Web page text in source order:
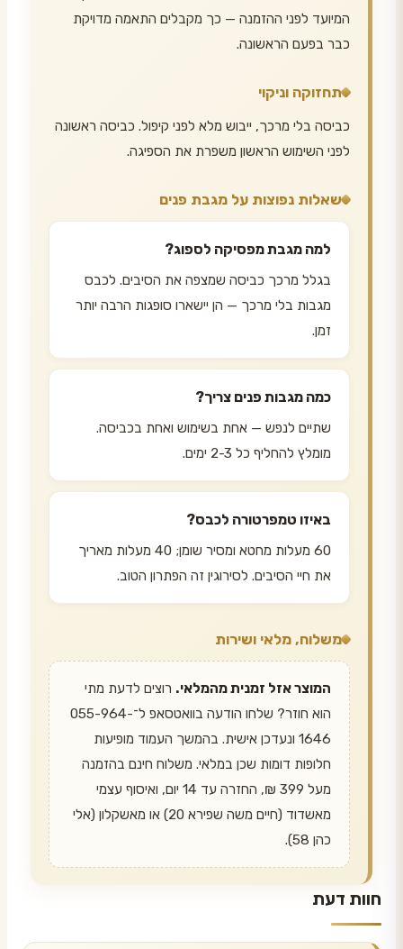
המיועד לפני ההזמנה — כך מקבלים התאמה מדויקת
כבר בפעם הראשונה.
תחזוקה וניקוי
כביסה בלי מרכך, ייבוש מלא לפני קיפול. כביסה ראשונה
לפני השימוש הראשון משפרת את הספיגה.
שאלות נפוצות על מגבת פנים
למה מגבת מפסיקה לספוג?
בגלל מרכך כביסה שמצפה את הסיבים. לכבס
מגבות בלי מרכך — הן יישארו סופגות הרבה יותר
זמן.
כמה מגבות פנים צריך?
שתיים לנפש — אחת בשימוש ואחת בכביסה.
מומלץ להחליף כל 2-3 ימים.
באיזו טמפרטורה לכבס?
60 מעלות מחטא ומסיר שומן; 40 מעלות מאריך
את חיי הסיבים. לסירוגין זה הפתרון הטוב.
משלוח, מלאי ושירות
המוצר אזל זמנית מהמלאי. רוצים לדעת מתי
הוא חוזר? שלחו הודעה בוואטסאפ ל־055-964-
1646 ונעדכן אישית. בהמשך העמוד מופיעות
חלופות דומות שכן במלאי. משלוח חינם בהזמנה
מעל 399 ₪, החזרה עד 14 יום, ואיסוף עצמי
מאשדוד (חיים משה שפירא 20) או מאשקלון (אלי
כהן 58).
חוות דעת